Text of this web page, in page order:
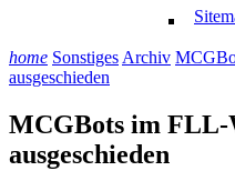
home Sonstiges Archiv
ausgeschieden
MCGBots im FLL-
ausgeschieden